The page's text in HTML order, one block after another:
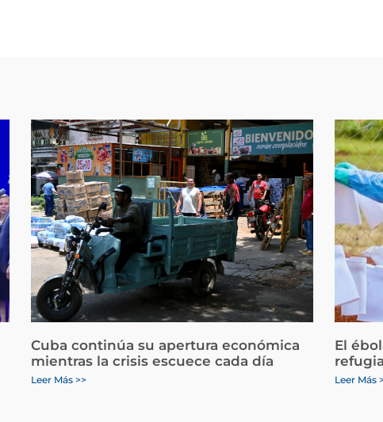
Cuba continúa su apertura económica
mientras la crisis escuece cada día
Leer Más >>
El
Leer Más